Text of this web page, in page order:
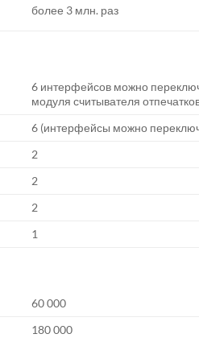
более 3 млн. раз
6 интерфейсов можно
модуля считывателя
6 (интерфейсы можно
2
2
2
1
60 000
180 000